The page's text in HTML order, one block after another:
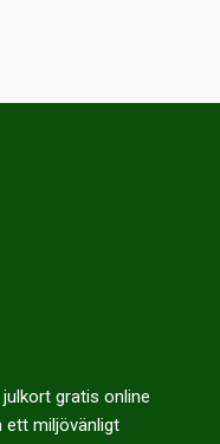
gratis online
ett miljövänligt